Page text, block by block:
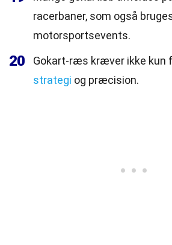
racerbaner, som også
motorsportsevents.
20
Gokart-ræs kræver ikke kun
strategi og præcision.